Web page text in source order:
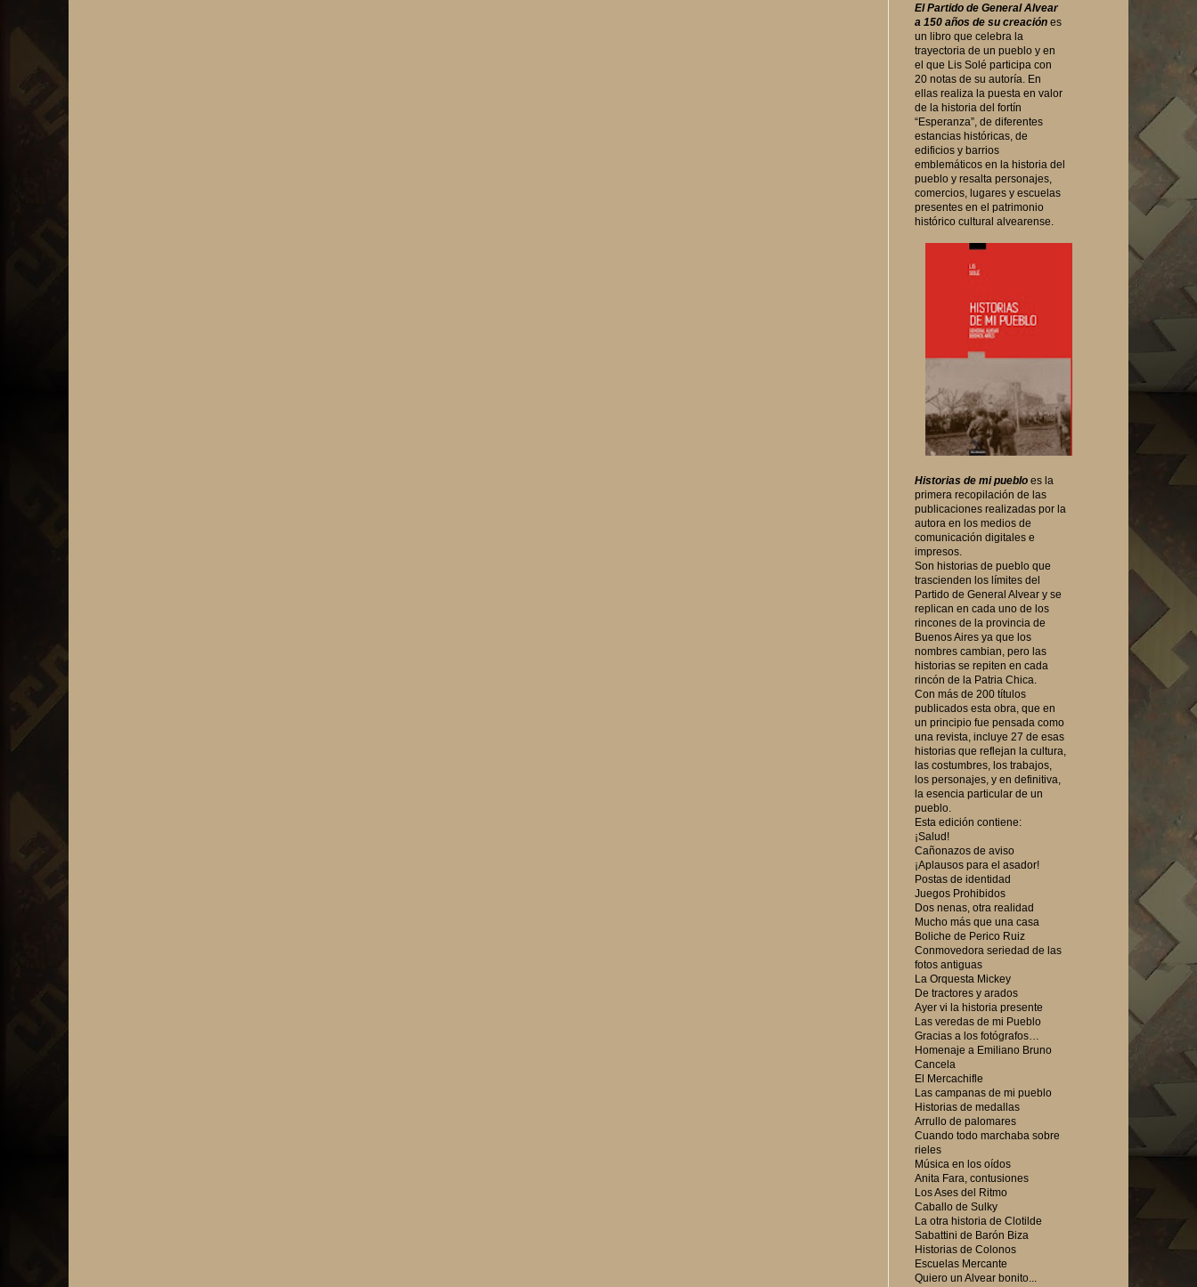
El Partido de General Alvear
a 150 años de su creación es
un libro que celebra la
trayectoria de un pueblo y en
el que Lis Solé participa con
20 notas de su autoría. En
ellas realiza la puesta en valor
de la historia del fortín
“Esperanza”, de diferentes
estancias históricas, de
edificios y barrios
emblemáticos en la historia del
pueblo y resalta personajes,
comercios, lugares y escuelas
presentes en el patrimonio
histórico cultural alvearense.
Historias de mi pueblo es la
primera recopilación de las
publicaciones realizadas por la
autora en los medios de
comunicación digitales e
impresos.
Son historias de pueblo que
trascienden los límites del
Partido de General Alvear y se
replican en cada uno de los
rincones de la provincia de
Buenos Aires ya que los
nombres cambian, pero las
historias se repiten en cada
rincón de la Patria Chica.
Con más de 200 títulos
publicados esta obra, que en
un principio fue pensada como
una revista, incluye 27 de esas
historias que reflejan la cultura,
las costumbres, los trabajos,
los personajes, y en definitiva,
la esencia particular de un
pueblo.
Esta edición contiene:
¡Salud!
Cañonazos de aviso
¡Aplausos para el asador!
Postas de identidad
Juegos Prohibidos
Dos nenas, otra realidad
Mucho más que una casa
Boliche de Perico Ruiz
Conmovedora seriedad de las
fotos antiguas
La Orquesta Mickey
De tractores y arados
Ayer vi la historia presente
Las veredas de mi Pueblo
Gracias a los fotógrafos…
Homenaje a Emiliano Bruno
Cancela
El Mercachifle
Las campanas de mi pueblo
Historias de medallas
Arrullo de palomares
Cuando todo marchaba sobre
rieles
Música en los oídos
Anita Fara, contusiones
Los Ases del Ritmo
Caballo de Sulky
La otra historia de Clotilde
Sabattini de Barón Biza
Historias de Colonos
Escuelas Mercante
Quiero un Alvear bonito...